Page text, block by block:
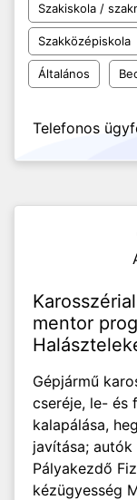
Szakiskola /
Szakközépiskola
Általános
Telefonos
mentor
Gépjármű
cseréje, le- és
kalapálása,
javítása;
Pályakezdő
kézügyesség